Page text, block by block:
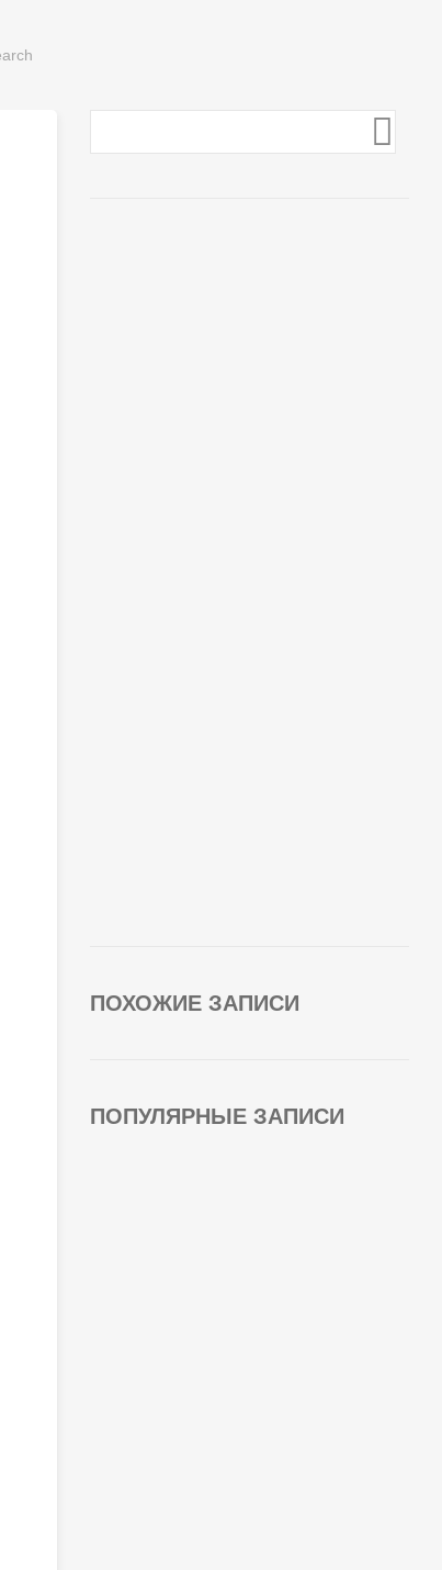
ПОХОЖИЕ ЗАПИСИ
ПОПУЛЯРНЫЕ ЗАПИСИ